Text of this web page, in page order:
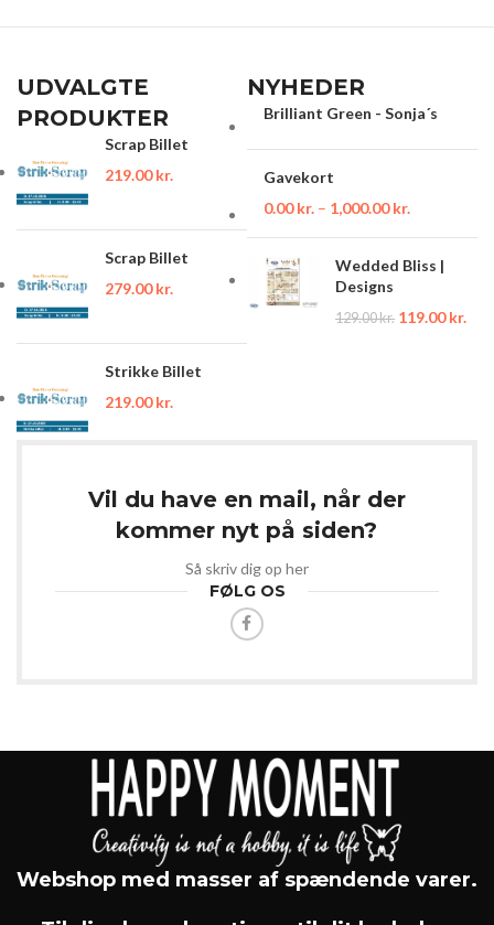
UDVALGTE
PRODUKTER
Scrap Billet
219.00kr.
Scrap Billet
279.00kr.
Strikke Billet
219.00kr.
NYHEDER
Brilliant Green - Sonja´s
Gavekort
0.00kr. – 1,000.00kr.
Wedded Bliss |
Designs
129.00kr. 119.00kr.
Vil du have en mail, når der
kommer nyt på siden?
Så skriv dig op her
FØLG OS
Webshop med masser af spændende varer.